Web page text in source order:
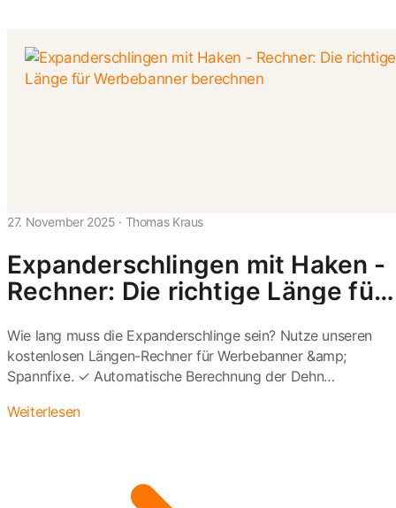
27. November 2025 · Thomas Kraus
Expanderschlingen mit Haken -
Rechner: Die richtige Länge für
Wie lang muss die Expanderschlinge sein? Nutze unseren
kostenlosen Längen-Rechner für Werbebanner &amp;
Spannfixe. ✓ Automatische Berechnung der Dehn…
Weiterlesen